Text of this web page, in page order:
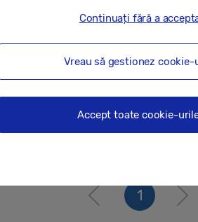
somn de pe Galaxy
1
Continuați fără a
Vreau să gestionez cookie-
Accept toate cookie-